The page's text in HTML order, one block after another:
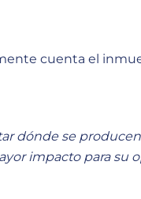
cuenta el
dónde se
impacto para su